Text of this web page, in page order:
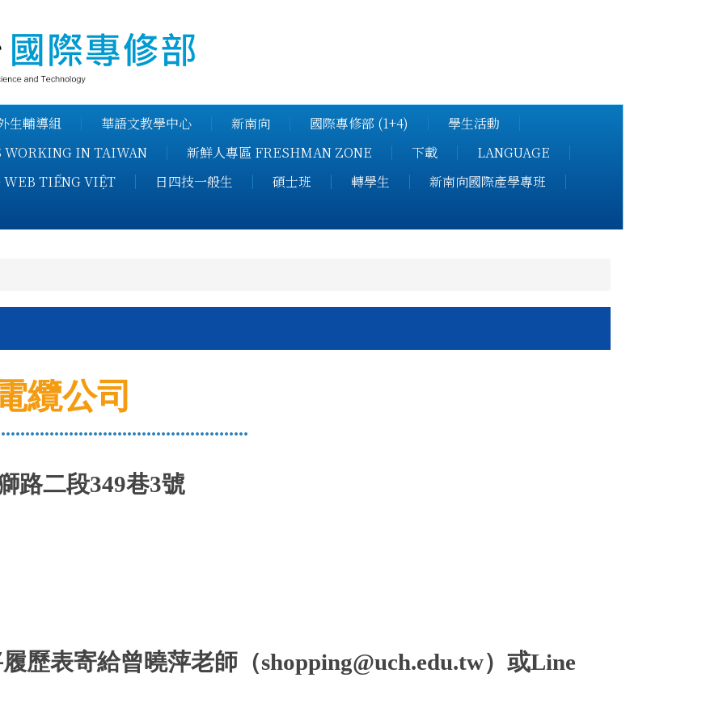
生輔導組 華語文教學中心 新南向 國際專修部 (1+4)
學生活動
WORKING IN TAIWAN
新鮮人專區 FRESHMAN ZONE 下載
LANGUAGE
WEB TIẾNG VIỆT 日四技一般生 碩士班 轉學生
新南向國際產學專班
纜公司
路二段349巷3號
歷表寄給曾曉萍老師（shopping@uch.edu.tw）或Line